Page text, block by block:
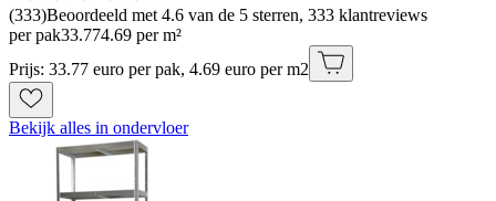
(333)Beoordeeld met 4.6 van de 5 sterren, 333 klantreviews
per pak33.774.69 per m²
Prijs: 33.77 euro per pak, 4.69 euro per m2
Bekijk alles in ondervloer